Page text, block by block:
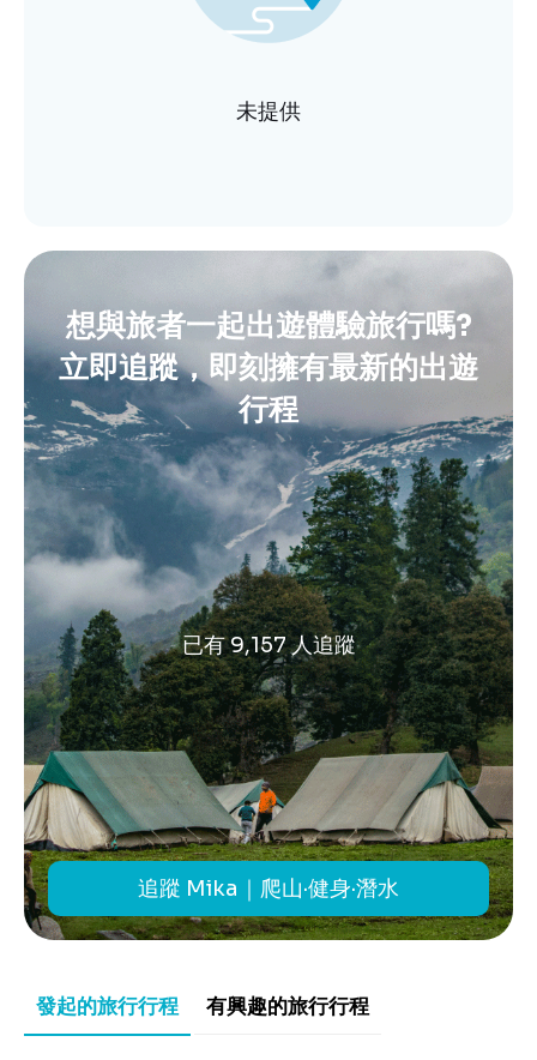
未提供
想與旅者一起出遊體驗旅行嗎?
立即追蹤，即刻擁有最新的出遊
行程
已有 9,157 人追蹤
追蹤 Mika｜爬山·健身·潛水
發起的旅行行程 有興趣的旅行行程